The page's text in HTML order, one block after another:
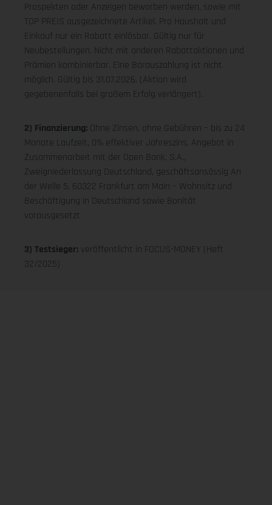
Prospekten oder Anzeigen beworben werden, sowie mit
TOP PREIS ausgezeichnete Artikel. Pro Haushalt und
Einkauf nur ein Rabatt einlösbar. Gültig nur für
Neubestellungen. Nicht mit anderen Rabattaktionen und
Prämien kombinierbar. Eine Barauszahlung ist nicht
möglich. Gültig bis 31.07.2026. (Aktion wird
gegebenenfalls bei großem Erfolg verlängert).
2) Finanzierung: Ohne Zinsen, ohne Gebühren – bis zu 24
Monate Laufzeit, 0% effektiver Jahreszins. Angebot in
Zusammenarbeit mit der Open Bank, S.A.,
Zweigniederlassung Deutschland, geschäftsansässig An
der Welle 5, 60322 Frankfurt am Main – Wohnsitz und
Beschäftigung in Deutschland sowie Bonität
vorausgesetzt
3) Testsieger: veröffentlicht in FOCUS-MONEY (Heft
32/2025)